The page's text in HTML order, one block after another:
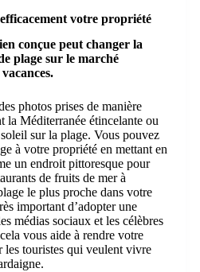
votre propriété
conçue peut changer la
plage sur le marché
photos prises de manière
la Méditerranée étincelante ou
sur la plage. Vous pouvez
à votre propriété en mettant en
un endroit pittoresque pour
de fruits de mer à
le plus proche dans votre
important d’adopter une
médias sociaux et les célèbres
vous aide à rendre votre
les touristes qui veulent vivre